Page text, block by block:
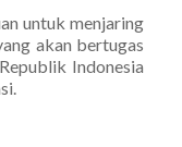
untuk menjaring
akan bertugas
Indonesia